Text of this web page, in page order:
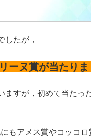
したが，
ーヌ賞が当たりま
ますが，初めて当たっ
もアメス賞やコッコロ